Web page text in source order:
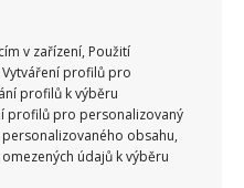
v zařízení, Použití
profilů pro
profilů k výběru
profilů pro personalizovaný
obsahu,
údajů k výběru